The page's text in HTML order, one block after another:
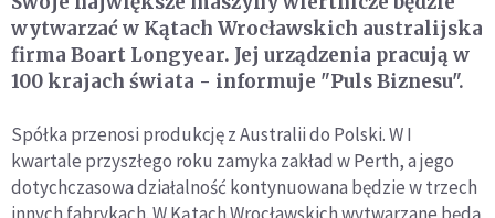
wytwarzać w Kątach Wrocławskich australijska
firma Boart Longyear. Jej urządzenia pracują w
100 krajach świata - informuje "Puls Biznesu".
Spółka przenosi produkcję z Australii do Polski. W I
kwartale przyszłego roku zamyka zakład w Perth, a jego
dotychczasowa działalność kontynuowana będzie w trzech